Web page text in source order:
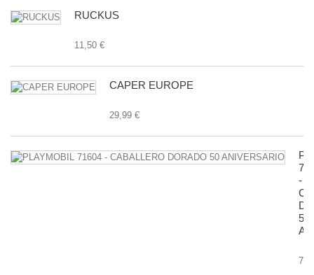
RUCKUS
11,50 €
CAPER EUROPE
29,99 €
-
50